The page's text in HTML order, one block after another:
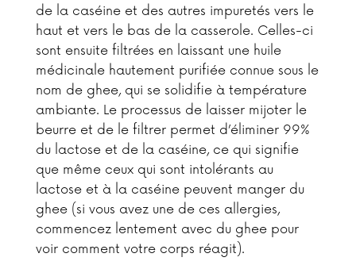
de la caséine et des autres impuretés vers le
haut et vers le bas de la casserole. Celles-ci
sont ensuite filtrées en laissant une huile
médicinale hautement purifiée connue sous le
nom de ghee, qui se solidifie à température
ambiante. Le processus de laisser mijoter le
beurre et de le filtrer permet d’éliminer 99%
du lactose et de la caséine, ce qui signifie
que même ceux qui sont intolérants au
lactose et à la caséine peuvent manger du
ghee (si vous avez une de ces allergies,
commencez lentement avec du ghee pour
voir comment votre corps réagit).